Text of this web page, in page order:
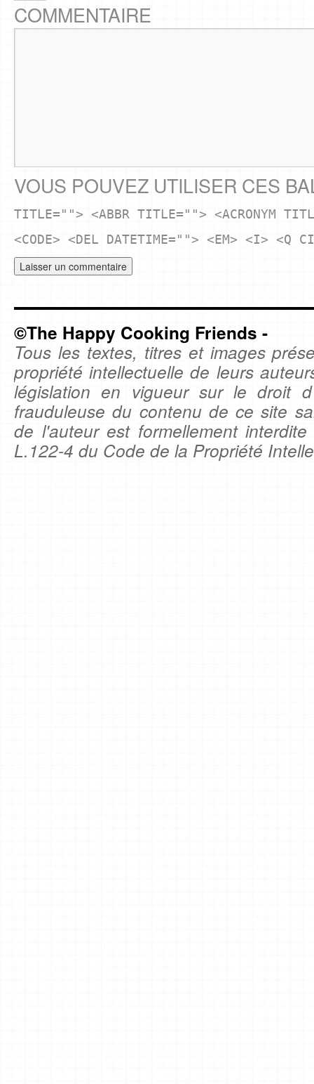
COMMENTAIRE
VOUS POUVEZ UTILISER CES
TITLE=""> <ABBR TITLE=""> <ACRONYM
<CODE> <DEL DATETIME=""> <EM> <I> <Q
©The Happy Cooking Friends -
Tous les textes, titres et images
propriété intellectuelle de leurs
législation en vigueur sur le droit
frauduleuse du contenu de ce site
de l'auteur est formellement
L.122-4 du Code de la Propriété